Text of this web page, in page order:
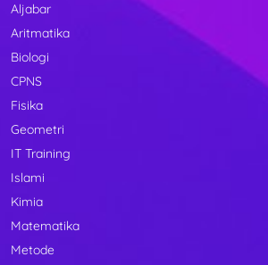
Aljabar
Aritmatika
Biologi
CPNS
Fisika
Geometri
IT Training
Islami
Kimia
Matematika
Metode